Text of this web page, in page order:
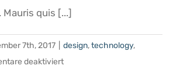
quis [...]
7th, 2017 design,technology,
deaktiviertfür